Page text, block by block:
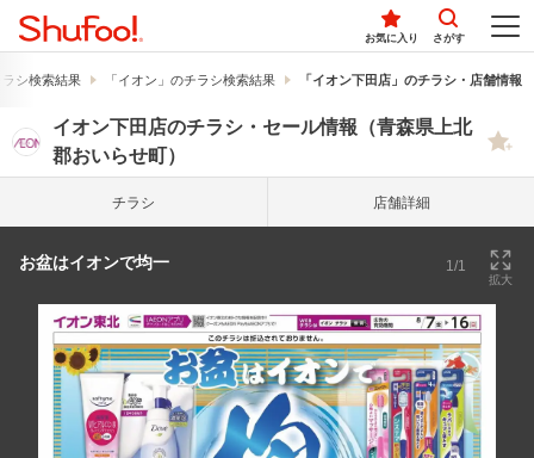
お気に入り さがす
シ検索結果 「イオン」のチラシ検索結果 「イオン下田店」のチラシ・店舗情報
イオン下田店のチラシ・セール情報（青森県上北
郡おいらせ町）
チラシ 店舗詳細
お盆はイオンで均一 1/1
拡大